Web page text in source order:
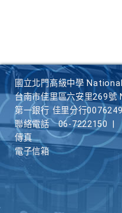
國立北門高級中學
台南市佳里區六安里269
第一銀行 佳里分行
聯絡電話
06-7222150
傳真
電子信箱